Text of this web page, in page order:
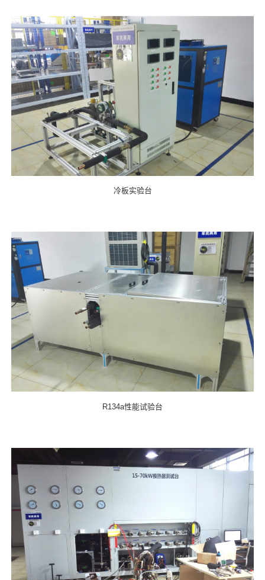
冷板实验台
R134a性能试验台